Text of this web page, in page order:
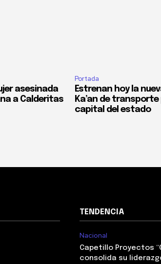
asesinada
a Calderitas
Portada
Estrenan hoy la
Ka’an de
capital del estado
TENDENCIA
Nacional
Capetillo Proyectos
consolida su